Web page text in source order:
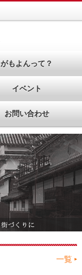
がもよんって？
イベント
お問い合わせ
一覧